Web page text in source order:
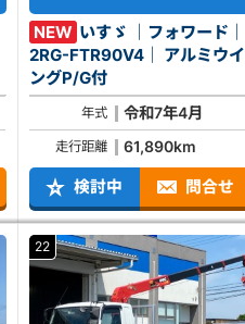
NEW いすゞ ｜フォワード｜
2RG-FTR90V4｜ アルミウイ
ングP/G付
年式 令和7年4月
走行距離 61,890km
検討中 問合せ
22